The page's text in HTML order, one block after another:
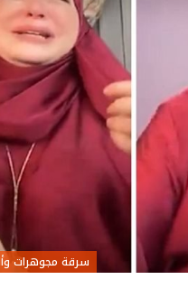
سرقة مجوهرات